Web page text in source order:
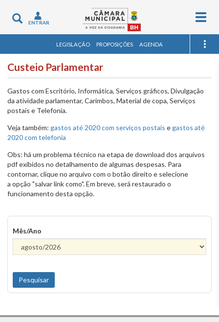
Toggle
navigation
ENTRAR
LEGISLAÇÃO PROPOSIÇÕES AGENDA
Custeio Parlamentar
Gastos com Escritório, Informática, Serviços gráficos, Divulgação
da atividade parlamentar, Carimbos, Material de copa, Serviços
postais e Telefonia.
Veja também: gastos até 2020 com serviços postais e gastos até
2020 com telefonia
Obs: há um problema técnico na etapa de download dos arquivos
pdf exibidos no detalhamento de algumas despesas. Para
contornar, clique no arquivo com o botão direito e selecione
a opção "salvar link como". Em breve, será restaurado o
funcionamento desta opção.
Mês/Ano